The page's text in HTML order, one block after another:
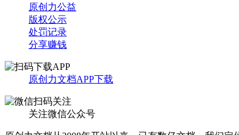
原创力公益
版权公示
处罚记录
分享赚钱
原创力文档APP下载
关注微信公众号